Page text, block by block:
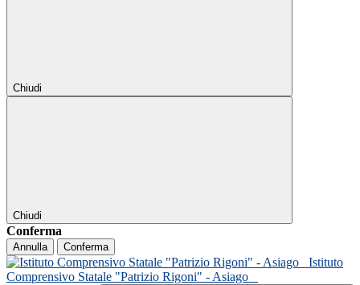
Chiudi
Chiudi
Conferma
Annulla Conferma
Istituto
Comprensivo Statale "Patrizio Rigoni" - Asiago